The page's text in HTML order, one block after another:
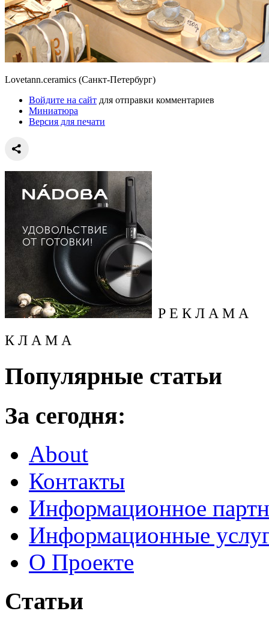
Lovetann.ceramics (Санкт-Петербург)
Войдите на сайт для отправки комментариев
Миниатюра
Версия для печати
Р Е К Л А М А
К Л А М А
Популярные статьи
За сегодня:
About
Контакты
Информационное
Информационные
О Проекте
Статьи